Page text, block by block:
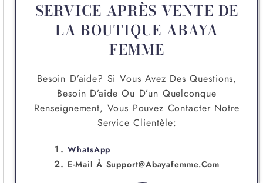
SERVICE APRÈS VENTE DE
LA BOUTIQUE ABAYA
FEMME
Besoin D’aide? Si Vous Avez Des Questions,
Besoin D’aide Ou D’un Quelconque
Renseignement, Vous Pouvez Contacter Notre
Service Clientèle:
WhatsApp
E-Mail À Support@abayafemme.com